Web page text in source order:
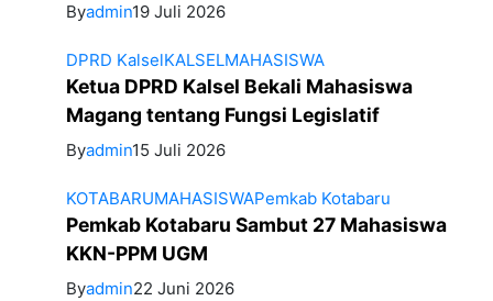
Byadmin19 Juli 2026
DPRD KalselKALSELMAHASISWA
Ketua DPRD Kalsel Bekali Mahasiswa
Magang tentang Fungsi Legislatif
Byadmin15 Juli 2026
KOTABARUMAHASISWAPemkab Kotabaru
Pemkab Kotabaru Sambut 27 Mahasiswa
KKN-PPM UGM
Byadmin22 Juni 2026